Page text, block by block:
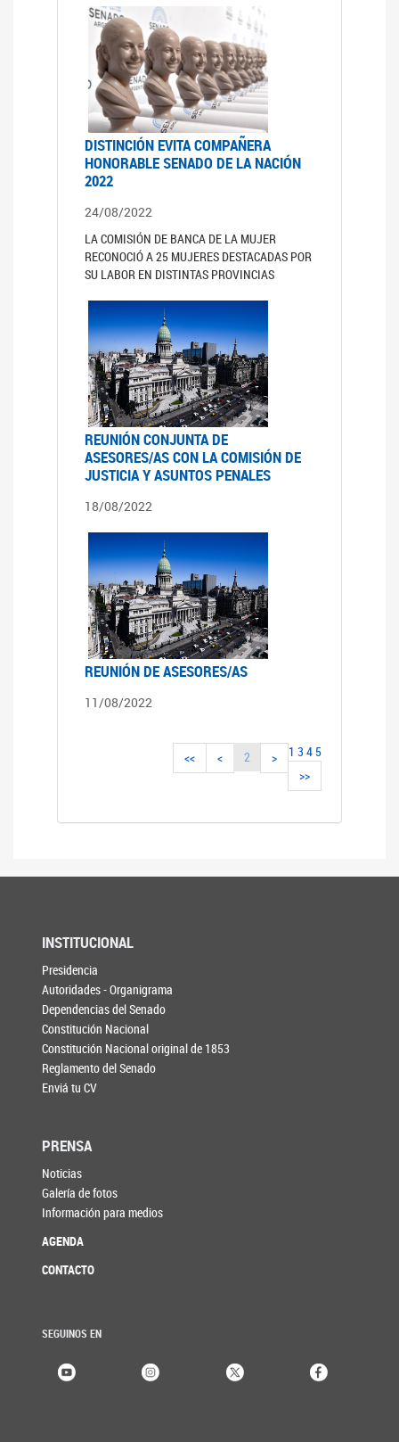
DISTINCIÓN EVITA COMPAÑERA
HONORABLE SENADO DE LA NACIÓN
2022
24/08/2022
LA COMISIÓN DE BANCA DE LA MUJER
RECONOCIÓ A 25 MUJERES DESTACADAS POR
SU LABOR EN DISTINTAS PROVINCIAS
REUNIÓN CONJUNTA DE
ASESORES/AS CON LA COMISIÓN DE
JUSTICIA Y ASUNTOS PENALES
18/08/2022
REUNIÓN DE ASESORES/AS
11/08/2022
<< < 1
2 3 4 5
>
>>
INSTITUCIONAL
Presidencia
Autoridades - Organigrama
Dependencias del Senado
Constitución Nacional
Constitución Nacional original de 1853
Reglamento del Senado
Enviá tu CV
PRENSA
Noticias
Galería de fotos
Información para medios
AGENDA
CONTACTO
SEGUINOS EN